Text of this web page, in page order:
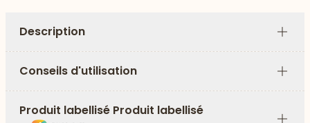
Description
Plus
Conseils d'utilisation
Plus
Produit labellisé Produit labellisé